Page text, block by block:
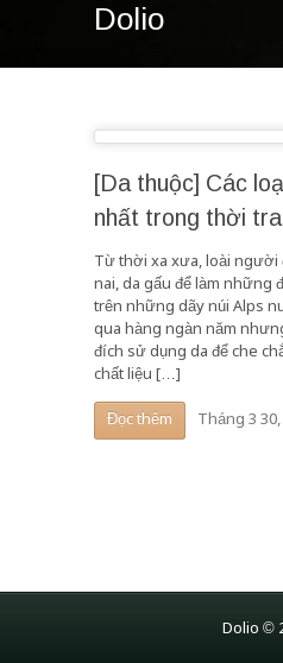
Dolio
[Da thuộc] Các
nhất trong thời
Từ thời xa xưa, loài người
nai, da gấu để làm những
trên những dãy núi Alps
qua hàng ngàn năm
đích sử dụng da để che
chất liệu […]
Đọc thêm Tháng 3
Dolio ©